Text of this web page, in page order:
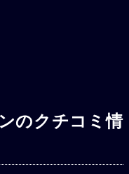
のクチコミ情